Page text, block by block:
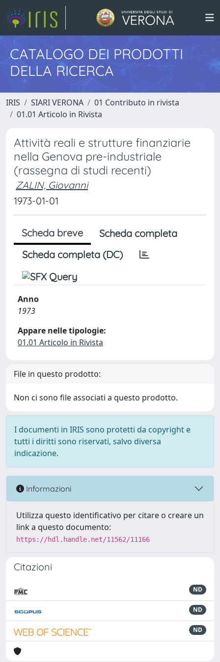
CATALOGO DEI PRODOTTI
DELLA RICERCA
IRIS SIARI VERONA
01 Contributo in rivista
01.01 Articolo in Rivista
Attività reali e strutture finanziarie
nella Genova pre-industriale
(rassegna di studi recenti)
ZALIN, Giovanni
1973-01-01
Scheda breve
Scheda completa
Scheda completa (DC)
Anno
1973
Appare nelle tipologie:
01.01 Articolo in Rivista
File in questo prodotto:
Non ci sono file associati a questo prodotto.
I documenti in IRIS sono protetti da copyright e
tutti i diritti sono riservati, salvo diversa
indicazione.
Informazioni
Utilizza questo identificativo per citare o creare un
link a questo documento:
https://hdl.handle.net/11562/11166
Citazioni
ND
ND
ND